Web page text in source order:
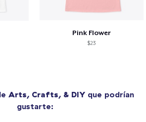
Pink Flower
$23
Arts, Crafts, & DIYque podrían
gustarte: